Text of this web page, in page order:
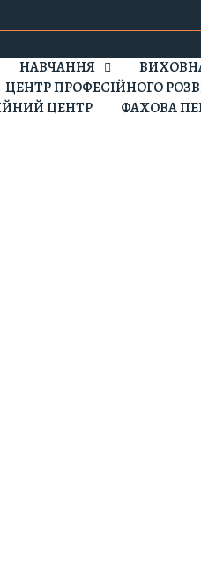
НАВЧАННЯ
ЦЕНТР ПРОФЕСІЙНОГО
ЦЕНТР ФАХОВА